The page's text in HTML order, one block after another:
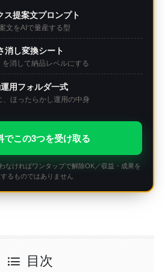
ス提案文プロンプト
文をAIで量産する型
消し変換シート
を消して納品レベルにする
用フォルダ一式
、ほったらかし運用の中身
でこの3つを受け取る
なければワンタップで解除OK／収益・成果を
るものではありません
目次